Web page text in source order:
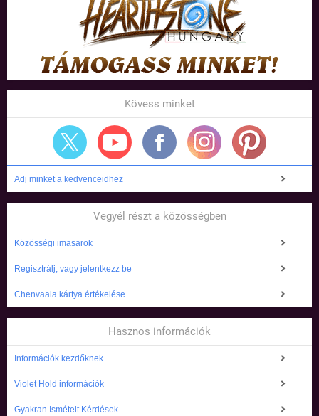
Kövess minket
Adj minket a kedvenceidhez
Vegyél részt a közösségben
Közösségi imasarok
Regisztrálj, vagy jelentkezz be
Chenvaala kártya értékelése
Hasznos információk
Információk kezdőknek
Violet Hold információk
Gyakran Ismételt Kérdések